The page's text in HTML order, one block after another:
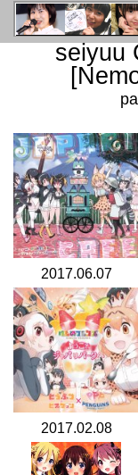
seiyuu
2017.06.07
2017.02.08